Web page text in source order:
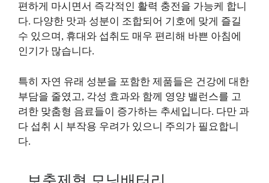
편하게 마시면서 즉각적인 활력 충전을 가능케 합니
다. 다양한 맛과 성분이 조합되어 기호에 맞게 즐길
수 있으며, 휴대와 섭취도 매우 편리해 바쁜 아침에
인기가 많습니다.
특히 자연 유래 성분을 포함한 제품들은 건강에 대한
부담을 줄였고, 각성 효과와 함께 영양 밸런스를 고
려한 맞춤형 음료들이 증가하는 추세입니다. 다만 과
다 섭취 시 부작용 우려가 있으니 주의가 필요합니
다.